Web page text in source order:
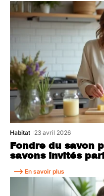
Fondre du savon
savons invités
Habitat 23 avril 2026
En savoir plus